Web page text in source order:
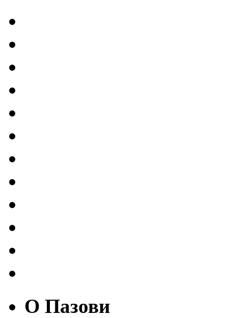
О Пазови